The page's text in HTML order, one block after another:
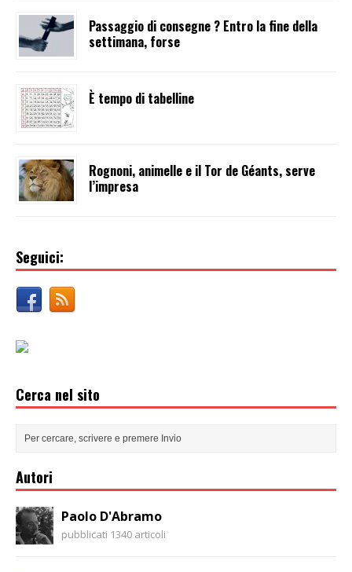
Passaggio di consegne ? Entro la fine della
settimana, forse
È tempo di tabelline
Rognoni, animelle e il Tor de Géants, serve
l’impresa
Seguici:
Cerca nel sito
Autori
Paolo D'Abramo
pubblicati 1340 articoli